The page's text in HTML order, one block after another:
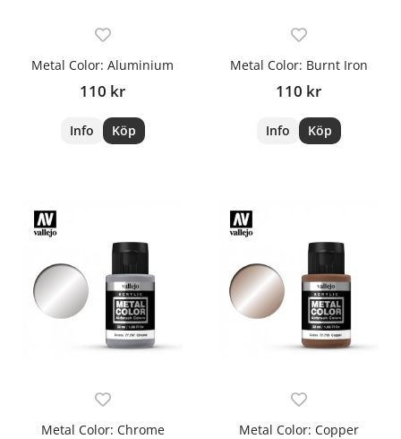
Metal Color: Aluminium
110 kr
Info Köp
Metal Color: Burnt Iron
110 kr
Info Köp
Metal Color: Chrome Metal Color: Copper